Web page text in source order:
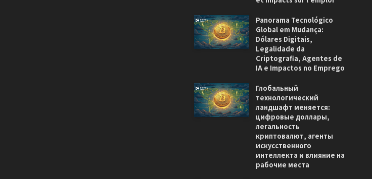
Panorama Tecnológico
Global em Mudança:
Dólares Digitais,
Legalidade da
Criptografia, Agentes de
IA e Impactos no Emprego
Глобальный
технологический
ландшафт меняется:
цифровые доллары,
легальность
криптовалют, агенты
искусственного
интеллекта и влияние на
рабочие места